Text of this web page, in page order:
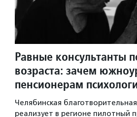
Равные консультанты
возраста: зачем
пенсионерам
Челябинская
реализует в регионе пилотный